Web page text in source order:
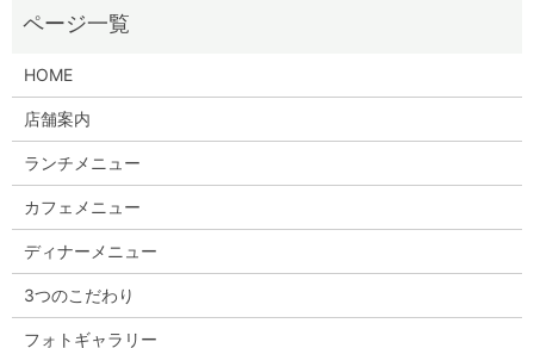
HOME
店舗案内
ランチメニュー
カフェメニュー
ディナーメニュー
3つのこだわり
フォトギャラリー